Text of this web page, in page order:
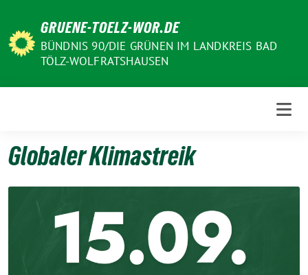
zum
Inhalt
GRUENE-TOELZ-WOR.DE
BÜNDNIS 90/DIE GRÜNEN IM LANDKREIS BAD
TÖLZ-WOLFRATSHAUSEN
Globaler Klimastreik